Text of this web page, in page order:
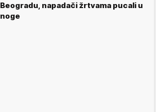
Beogradu, napadači žrtvama pucali u
noge